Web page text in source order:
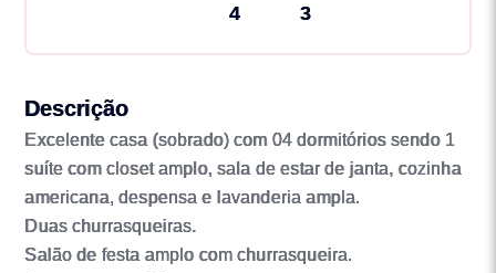
4 3
Descrição
Excelente casa (sobrado) com 04 dormitórios sendo 1
suíte com closet amplo, sala de estar de janta, cozinha
americana, despensa e lavanderia ampla.
Duas churrasqueiras.
Salão de festa amplo com churrasqueira.